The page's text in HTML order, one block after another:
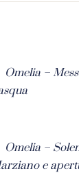
Omelia –
Omelia –
e